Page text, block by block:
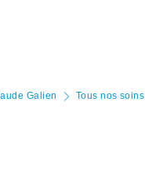
Galien Tous nos soins